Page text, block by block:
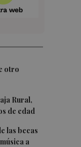
otro
Rural,
de edad
las becas
a